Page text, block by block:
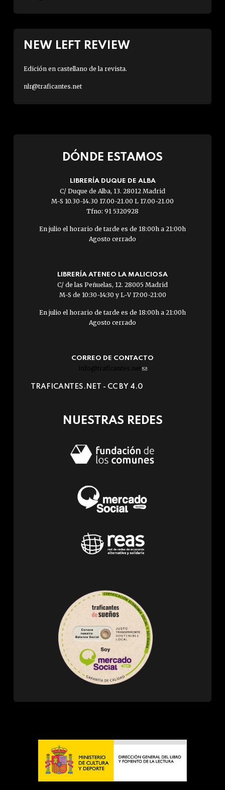
NEW LEFT REVIEW
Edición en castellano de la revista.
nlr@traficantes.net
DÓNDE ESTAMOS
LIBRERÍA DUQUE DE ALBA
C/ Duque de Alba, 13. 28012 Madrid
M-S 10.30-14.30 17.00-21.00 L 17.00-21.00
Tfno: 91 5320928
En julio el horario de tarde es de 18:00h a 21:00h
Agosto cerrado
LIBRERÍA ATENEO LA MALICIOSA
C/ de las Peñuelas, 12. 28005 Madrid
M-S de 10:30-14:30 y L-V 17:00-21:00
En julio el horario de tarde es de 18:00h a 21:00h
Agosto cerrado
CORREO DE CONTACTO
info@traficantes.net (link
e-
TRAFICANTES.NET - CC BY 4.0
NUESTRAS REDES